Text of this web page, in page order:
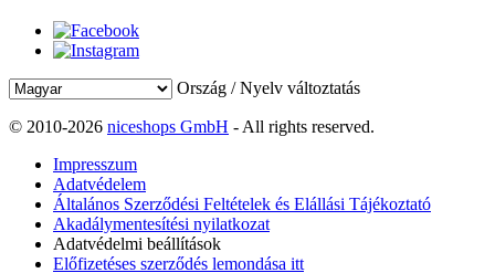
Ország / Nyelv változtatás
© 2010-2026 niceshops GmbH - All rights reserved.
Impresszum
Adatvédelem
Általános Szerződési Feltételek és Elállási Tájékoztató
Akadálymentesítési nyilatkozat
Adatvédelmi beállítások
Előfizetéses szerződés lemondása itt